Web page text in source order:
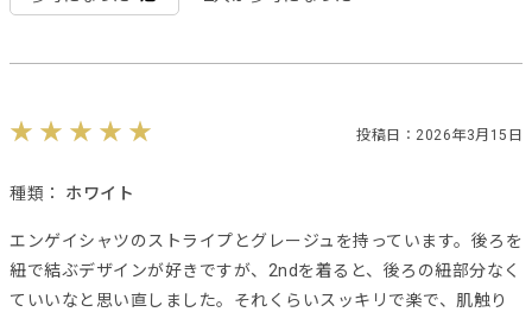
投稿日：2026年3月15日
種類： ホワイト
エンゲイシャツのストライプとグレージュを持っています。後ろを
紐で結ぶデザインが好きですが、2ndを着ると、後ろの紐部分なく
ていいなと思い直しました。それくらいスッキリで楽で、肌触り